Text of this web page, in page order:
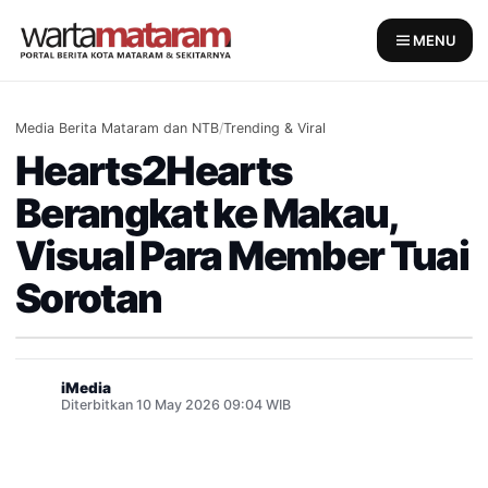
MENU
Media Berita Mataram dan NTB/Trending & Viral
Hearts2Hearts
Berangkat ke Makau,
Visual Para Member Tuai
Sorotan
iMedia
Diterbitkan 10 May 2026 09:04 WIB